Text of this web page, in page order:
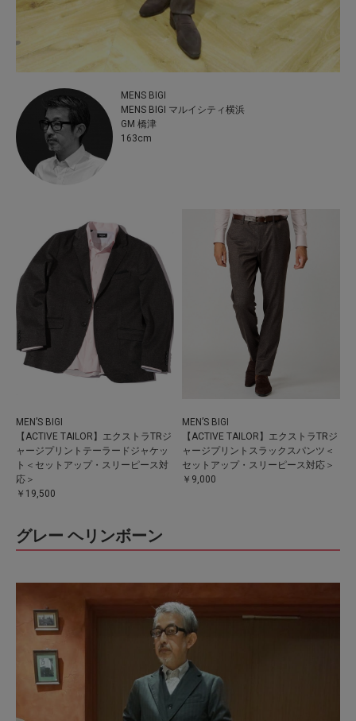
MENS BIGI
MENS BIGI マルイシティ横浜
GM 橋津
163cm
MEN’S BIGI
【ACTIVE TAILOR】エクストラTRジ
ャージプリントテーラードジャケッ
ト＜セットアップ・スリーピース対
応＞
￥19,500
MEN’S BIGI
【ACTIVE TAILOR】エクストラTRジ
ャージプリントスラックスパンツ＜
セットアップ・スリーピース対応＞
￥9,000
グレー ヘリンボーン